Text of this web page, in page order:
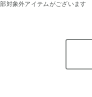
対象外アイテムがございます